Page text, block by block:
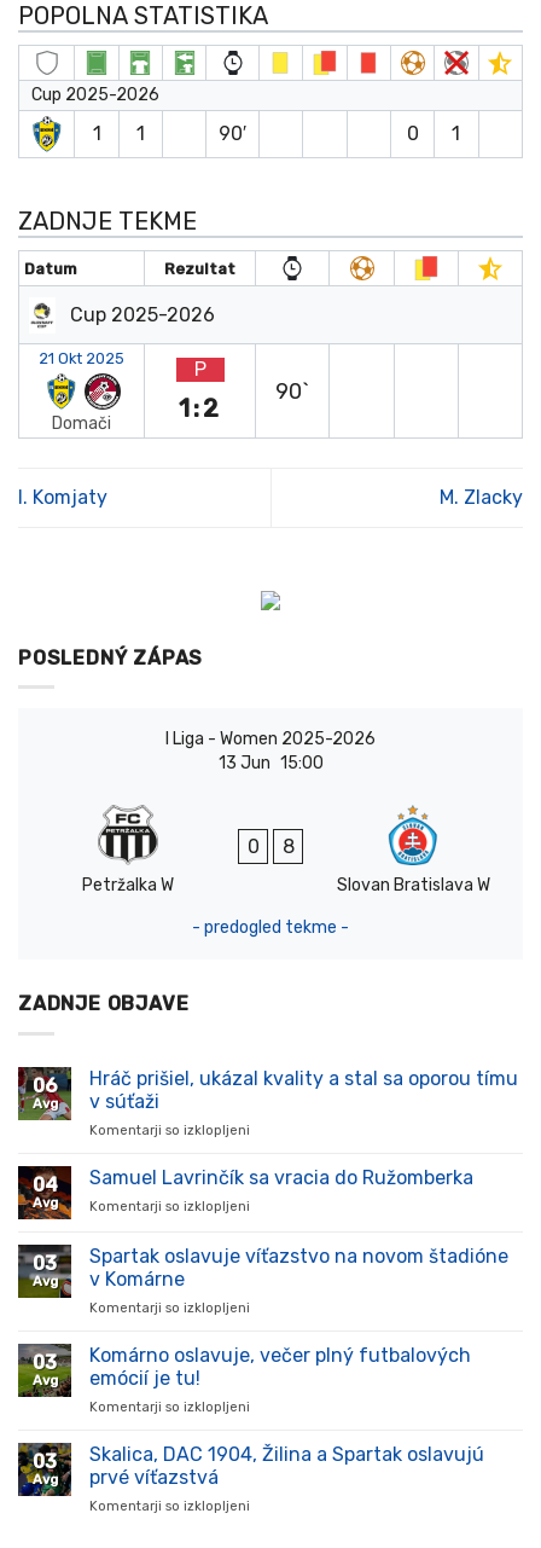
POPOLNA STATISTIKA
Cup 2025-2026
1 1 90′ 0 1
ZADNJE TEKME
Datum Rezultat
Cup 2025-2026
21 Okt 2025
Domači
P
1:2
90`
I. Komjaty M. Zlacky
POSLEDNÝ ZÁPAS
I Liga - Women 2025-2026
13 Jun 15:00
Petržalka W
0 8
Slovan Bratislava W
- predogled tekme -
ZADNJE OBJAVE
06
Avg
Hráč prišiel, ukázal kvality a stal sa oporou tímu
v súťaži
Komentarji so izklopljeni
prišiel,
stal
súťaži
04
Avg
Samuel Lavrinčík sa vracia do Ružomberka
Komentarji so izklopljeni
Lavrinčík
sa
03
Avg
Spartak oslavuje víťazstvo na novom štadióne
v Komárne
Komentarji so izklopljeni
oslavuje
v
03
Avg
Komárno oslavuje, večer plný futbalových
emócií je tu!
Komentarji so izklopljeni
oslavuje,
03
Avg
Skalica, DAC 1904, Žilina a Spartak oslavujú
prvé víťazstvá
Komentarji so izklopljeni